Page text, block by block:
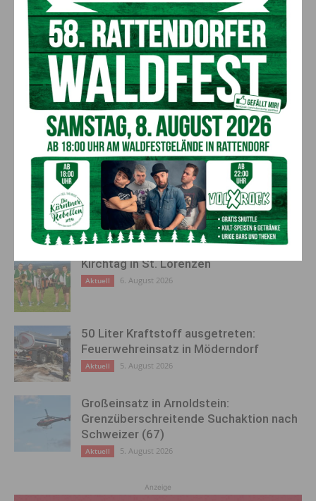
LK-Präsident Siegfried Huber © Paul Gruber
Vorheriger Artikel
Delegation aus Osteuropa
besucht Slow Food Travel
Produzenten
Nächster Artikel
Verhandlungen
abgeschlossen: Neue
Regierung für Kärnten steht –
das meint die Opposition dazu
AKTUELLES
Kirchtag in St. Lorenzen
Aktuell 6. August 2026
50 Liter Kraftstoff ausgetreten:
Feuerwehreinsatz in Möderndorf
Aktuell 5. August 2026
Großeinsatz in Arnoldstein:
Grenzüberschreitende Suchaktion nach
Schweizer (67)
Aktuell 5. August 2026
Anzeige